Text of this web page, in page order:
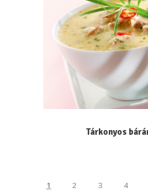
Tárkonyos
1 2 3 4